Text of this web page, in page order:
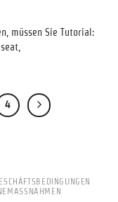
müssen Sie Tutorial:
4